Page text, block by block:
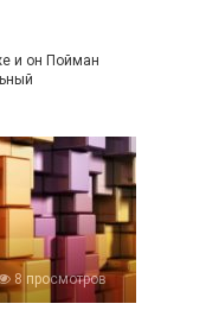
и он Пойман
8 просмотров